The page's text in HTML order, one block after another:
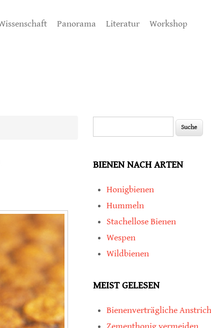
Panorama Literatur Workshop
BIENEN NACH ARTEN
Honigbienen
Hummeln
Stachellose Bienen
Wespen
Wildbienen
MEIST GELESEN
Bienenverträgliche